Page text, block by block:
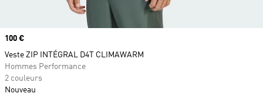
Prix
100 €
Veste ZIP INTÉGRAL D4T CLIMAWARM
Hommes Performance
2 couleurs
Nouveau